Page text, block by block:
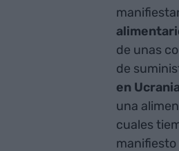
de unas
de
en
una
cuales